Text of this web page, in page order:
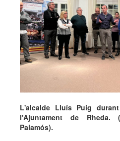
L'alcalde Lluís Puig
l'Ajuntament de Rheda.
Palamós).